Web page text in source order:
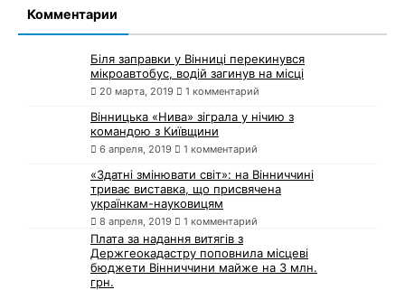
Комментарии
Біля заправки у Вінниці перекинувся
мікроавтобус, водій загинув на місці
20 марта, 2019 1 комментарий
Вінницька «Нива» зіграла у нічию з
командою з Київщини
6 апреля, 2019 1 комментарий
«Здатні змінювати світ»: на Вінниччині
триває виставка, що присвячена
українкам-науковицям
8 апреля, 2019 1 комментарий
Плата за надання витягів з
Держгеокадастру поповнила місцеві
бюджети Вінниччини майже на 3 млн.
грн.